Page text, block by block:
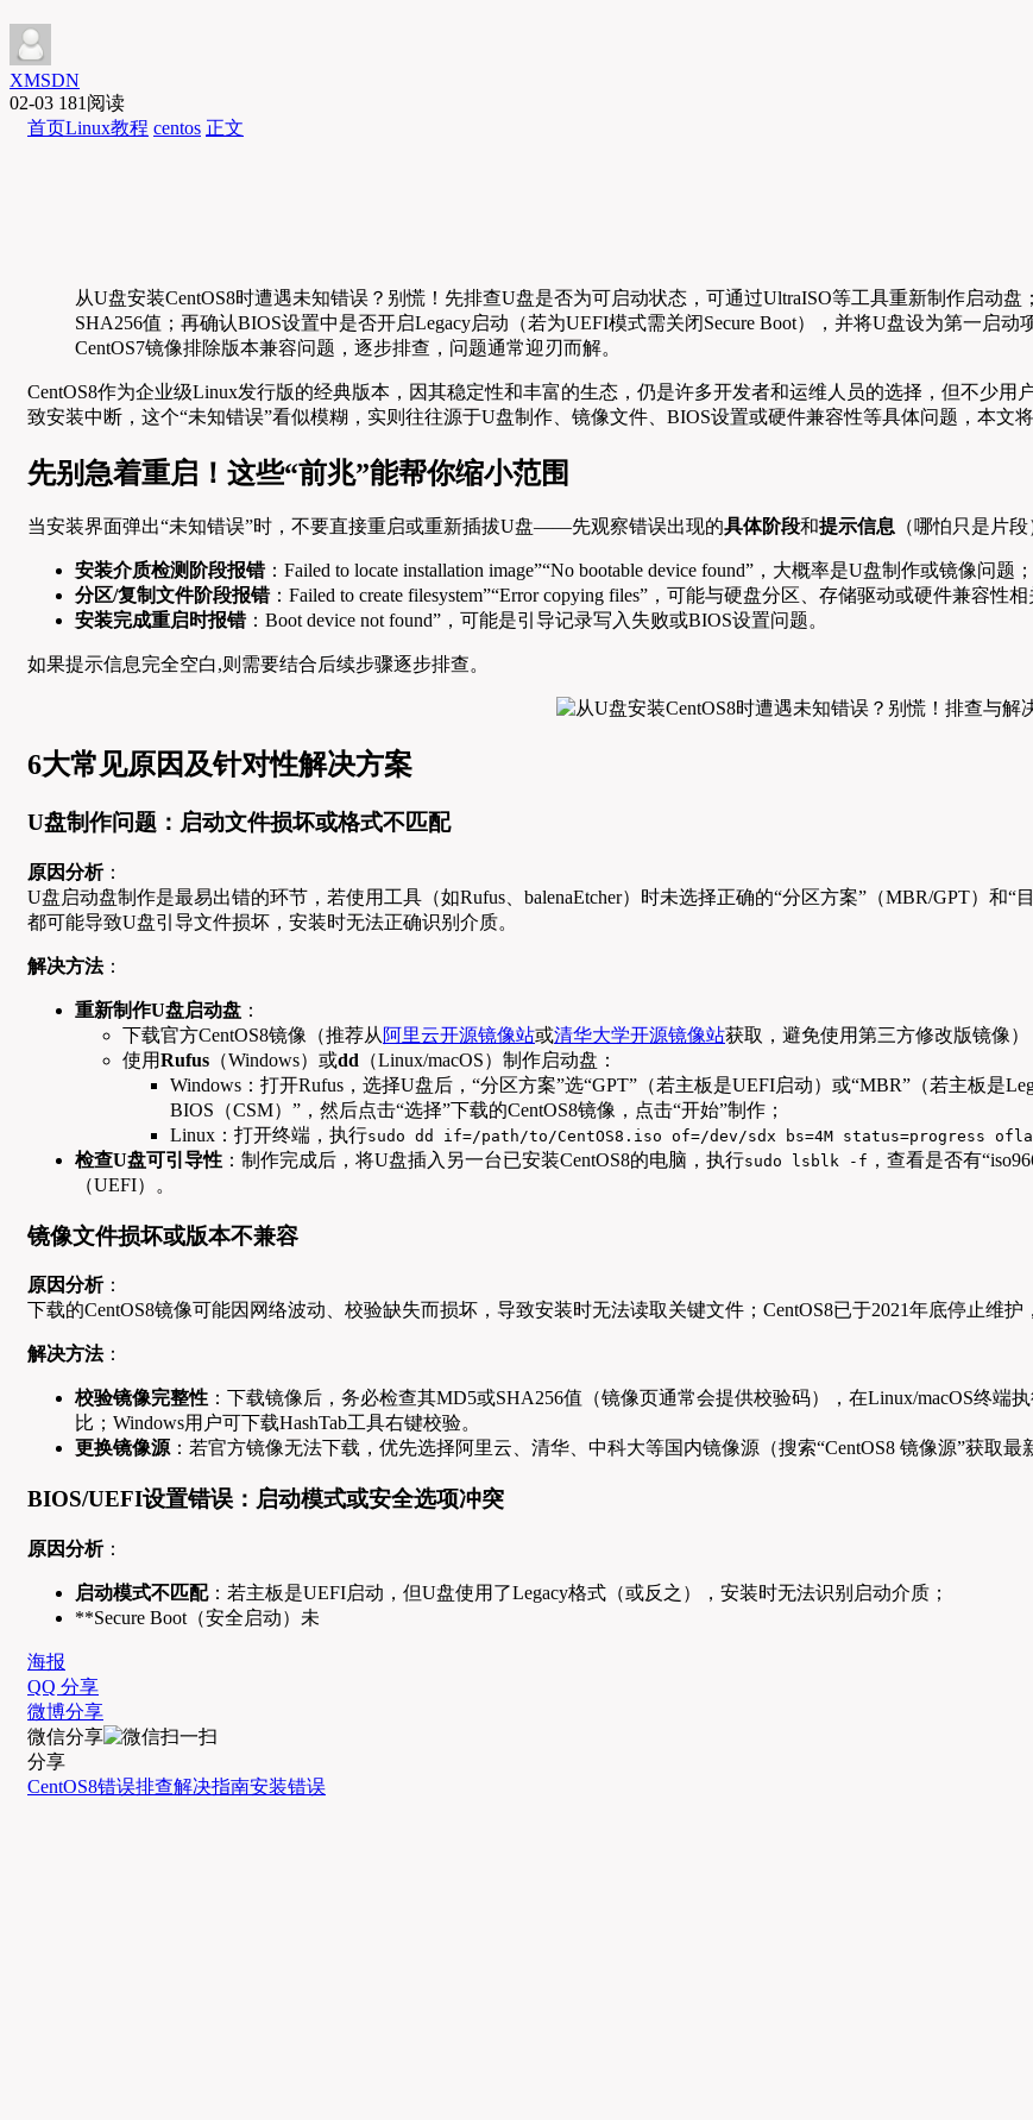
XMSDN
02-03 181阅读
首页Linux教程 centos 正文
从U盘安装CentOS8时遭遇未知错误？别慌！先排查U盘是否为可启动状态，可通过UltraISO等工具重新制作启动
SHA256值；再确认BIOS设置中是否开启Legacy启动（若为UEFI模式需关闭Secure Boot），并将U盘设为第一启
CentOS7镜像排除版本兼容问题，逐步排查，问题通常迎刃而解。
CentOS8作为企业级Linux发行版的经典版本，因其稳定性和丰富的生态，仍是许多开发者和运维人员的选择，但不少用
致安装中断，这个“未知错误”看似模糊，实则往往源于U盘制作、镜像文件、BIOS设置或硬件兼容性等具体问题，本文
先别急着重启！这些“前兆”能帮你缩小范围
当安装界面弹出“未知错误”时，不要直接重启或重新插拔U盘——先观察错误出现的具体阶段和提示信息 （哪怕只是片
安装介质检测阶段报错：Failed to locate installation image”“No bootable device found”，大概率是U盘制作或镜像问题；
分区/复制文件阶段报错：Failed to create filesystem”“Error copying files”，可能与硬盘分区、存储驱动或硬件兼容性相
安装完成重启时报错：Boot device not found”，可能是引导记录写入失败或BIOS设置问题。
如果提示信息完全空白,则需要结合后续步骤逐步排查。
6大常见原因及针对性解决方案
U盘制作问题：启动文件损坏或格式不匹配
原因分析：
U盘启动盘制作是最易出错的环节，若使用工具（如Rufus、balenaEtcher）时未选择正确的“分区方案”（MBR/GPT）和“
都可能导致U盘引导文件损坏，安装时无法正确识别介质。
解决方法：
重新制作U盘启动盘 ：
下载官方CentOS8镜像（推荐从 阿里云开源镜像站或清华大学开源镜像站获取，避免使用第三方修改版镜像）
使用Rufus （Windows）或dd （Linux/macOS）制作启动盘：
Windows：打开Rufus，选择U盘后，“分区方案”选“GPT”（若主板是UEFI启动）或“MBR”（若主板是
BIOS（CSM）”，然后点击“选择”下载的CentOS8镜像，点击“开始”制作；
Linux：打开终端，执行sudo dd if=/path/to/CentOS8.iso of=/dev/sdx bs=4M status=progress
检查U盘可引导性 ：制作完成后，将U盘插入另一台已安装CentOS8的电脑，执行sudo lsblk -f ，查看是否有
（UEFI）。
镜像文件损坏或版本不兼容
原因分析：
下载的CentOS8镜像可能因网络波动、校验缺失而损坏，导致安装时无法读取关键文件；CentOS8已于2021年底停止维
解决方法：
校验镜像完整性 ：下载镜像后，务必检查其MD5或SHA256值（镜像页通常会提供校验码），在Linux/macOS终端
比；Windows用户可下载HashTab工具右键校验。
更换镜像源：若官方镜像无法下载，优先选择阿里云、清华、中科大等国内镜像源（搜索“CentOS8 镜像源”获取最
BIOS/UEFI设置错误：启动模式或安全选项冲突
原因分析：
启动模式不匹配：若主板是UEFI启动，但U盘使用了Legacy格式（或反之），安装时无法识别启动介质；
**Secure Boot（安全启动）未
海报
QQ 分享
微博分享
微信分享
分享
CentOS8错误排查解决指南安装错误